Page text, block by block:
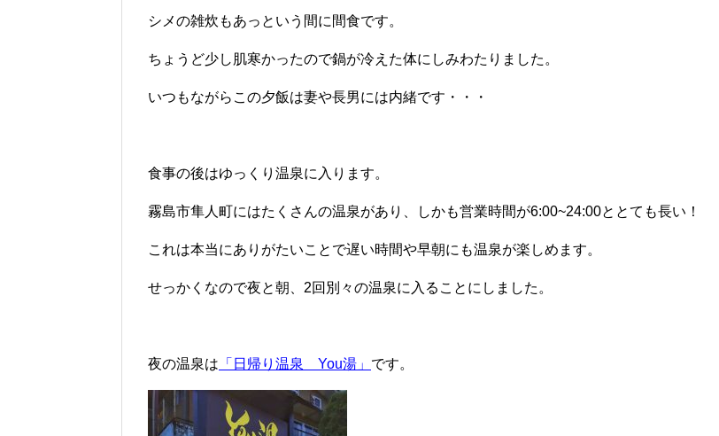
シメの雑炊もあっという間に間食です。
ちょうど少し肌寒かったので鍋が冷えた体にしみわたりました。
いつもながらこの夕飯は妻や長男には内緒です・・・
食事の後はゆっくり温泉に入ります。
霧島市隼人町にはたくさんの温泉があり、しかも営業時間が6:00~24:00ととても長い！
これは本当にありがたいことで遅い時間や早朝にも温泉が楽しめます。
せっかくなので夜と朝、2回別々の温泉に入ることにしました。
夜の温泉は 「日帰り温泉 You湯」 です。